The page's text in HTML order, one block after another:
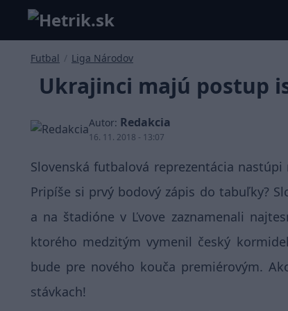
Futbal / Liga Národov
Ukrajinci majú postup
Autor: Redakcia
16. 11. 2018 - 13:07
Slovenská futbalová reprezentácia
Pripíše si prvý bodový zápis do tabuľky?
a na štadióne v Ľvove zaznamenali
ktorého medzitým vymenil český
bude pre nového kouča premiérovým.
stávkach!